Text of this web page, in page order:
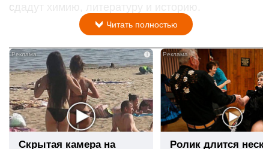
сдадут химию, литературу и историю.
Читать полностью
i
Скрытая камера на
Ролик длится